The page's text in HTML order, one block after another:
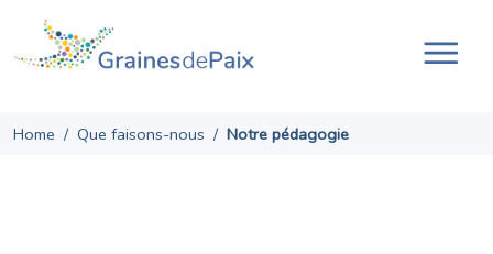
content
Home / Que faisons-nous / Notre pédagogie